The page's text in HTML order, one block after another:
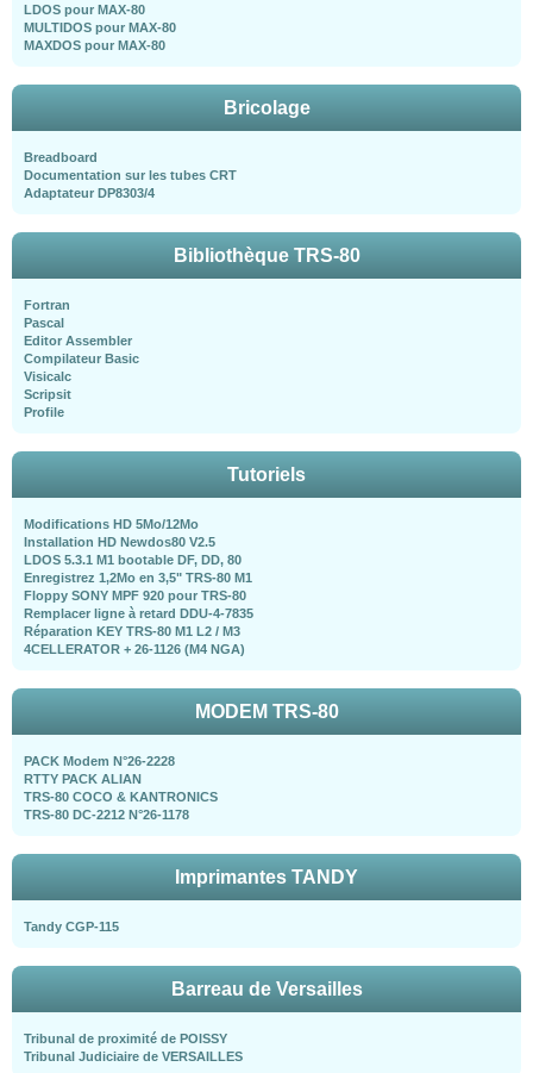
LDOS pour MAX-80
MULTIDOS pour MAX-80
MAXDOS pour MAX-80
Bricolage
Breadboard
Documentation sur les tubes CRT
Adaptateur DP8303/4
Bibliothèque TRS-80
Fortran
Pascal
Editor Assembler
Compilateur Basic
Visicalc
Scripsit
Profile
Tutoriels
Modifications HD 5Mo/12Mo
Installation HD Newdos80 V2.5
LDOS 5.3.1 M1 bootable DF, DD, 80
Enregistrez 1,2Mo en 3,5" TRS-80 M1
Floppy SONY MPF 920 pour TRS-80
Remplacer ligne à retard DDU-4-7835
Réparation KEY TRS-80 M1 L2 / M3
4CELLERATOR + 26-1126 (M4 NGA)
MODEM TRS-80
PACK Modem N°26-2228
RTTY PACK ALIAN
TRS-80 COCO & KANTRONICS
TRS-80 DC-2212 N°26-1178
Imprimantes TANDY
Tandy CGP-115
Barreau de Versailles
Tribunal de proximité de POISSY
Tribunal Judiciaire de VERSAILLES